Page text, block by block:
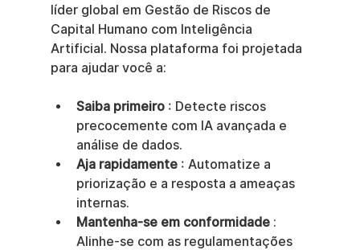
líder global em Gestão de Riscos de
Capital Humano com Inteligência
Artificial. Nossa plataforma foi projetada
para ajudar você a:
Saiba primeiro : Detecte riscos
precocemente com IA avançada e
análise de dados.
Aja rapidamente : Automatize a
priorização e a resposta a ameaças
internas.
Mantenha-se em conformidade :
Alinhe-se com as regulamentações